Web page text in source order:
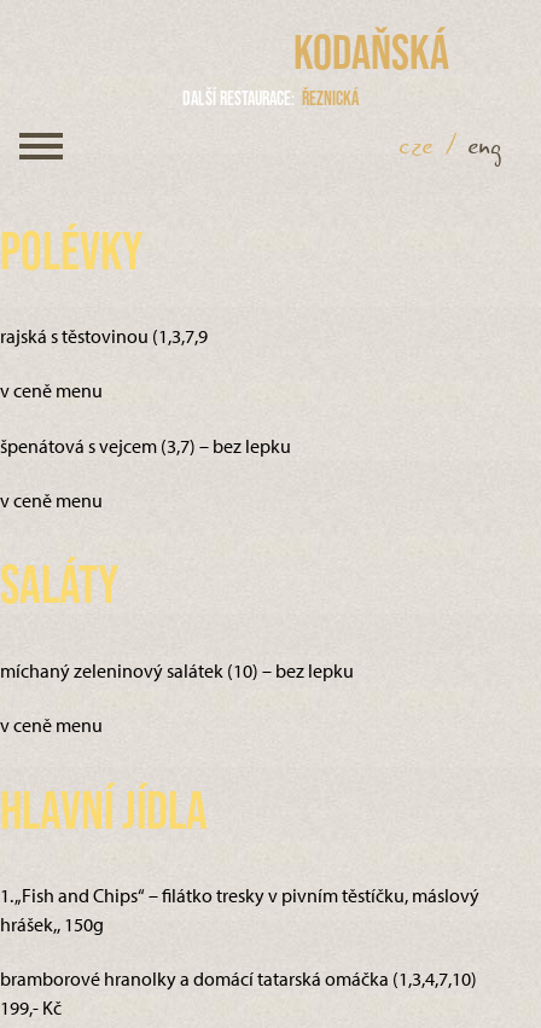
Kodaňská
Další restaurace Řeznická
cze / eng
Polévky
rajská s těstovinou (1,3,7,9
v ceně menu
špenátová s vejcem (3,7) – bez lepku
v ceně menu
Saláty
míchaný zeleninový salátek (10) – bez lepku
v ceně menu
Hlavní jídla
1. „Fish and Chips“ – filátko tresky v pivním těstíčku, máslový
hrášek,, 150g
bramborové hranolky a domácí tatarská omáčka (1,3,4,7,10)
199,- Kč